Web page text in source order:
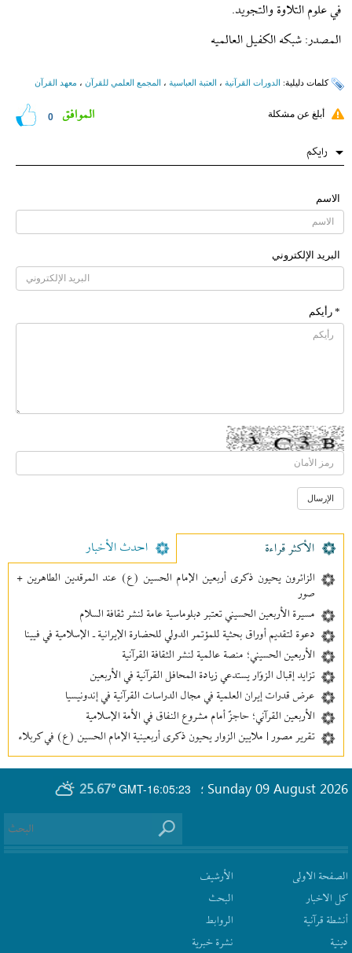
في علوم التلاوة والتجويد.
المصدر: شبکه الکفیل العالمیه
کلمات دلیلیة: الدورات القرآنیة ، العتبة العباسیة ، المجمع العلمي للقرآن ، معهد القرآن
أبلغ عن مشكلة 0 الموافق
رایکم
الاسم
البرید الإلکتروني
* رأیکم
الأکثر قراءة احدث الأخبار
الزائرون يحيون ذكرى أربعين الإمام الحسين (ع) عند المرقدين الطاهرين +
صور
مسيرة الأربعين الحسيني تعتبر دبلوماسية عامة لنشر ثقافة السلام
دعوة لتقديم أوراق بحثية للمؤتمر الدولي للحضارة الإيرانية ـ الإسلامية في فيينا
الأربعين الحسيني؛ منصة عالمية لنشر الثقافة القرآنية
تزايد إقبال الزوّار يستدعي زيادة المحافل القرآنية في الأربعين
عرض قدرات إيران العلمية في مجال الدراسات القرآنية في إندونيسيا
الأربعين القرآني؛ حاجزٌ أمام مشروع النفاق في الأمة الإسلامية
تقرير مصور | ملايين الزوار يحيون ذكرى أربعينية الإمام الحسين (ع) في كربلاء
GMT-16:05:23
25.67° Sunday 09 August 2026 ؛
الصفحة الاولى
كل الاخبار
أنشطة قرآنیة
دينية
الأرشیف
البحث
الروابط
نشرة‌ خبریة